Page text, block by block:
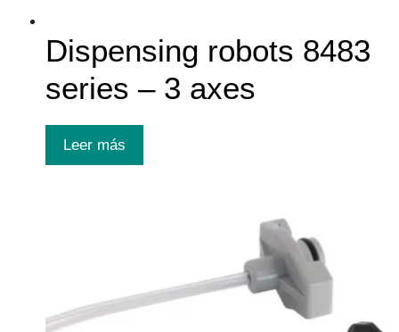
Dispensing robots 8483
series – 3 axes
Leer más